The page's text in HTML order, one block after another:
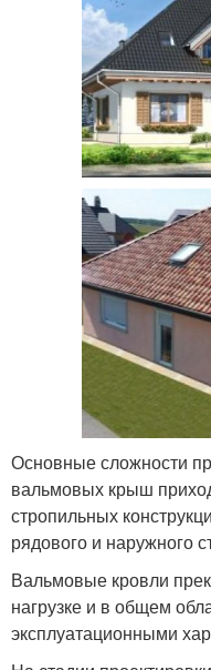
Основные сложности
вальмовых крыш
стропильных
рядового и наружного
Вальмовые кровли
нагрузке и в общем
эксплуатационными